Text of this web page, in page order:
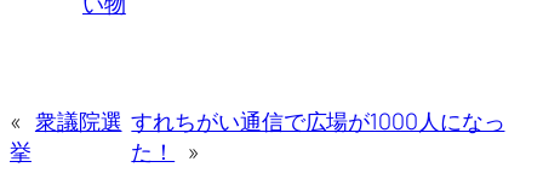
« 衆議院選
挙
すれちがい通信で広場が1000人になっ
た！
»